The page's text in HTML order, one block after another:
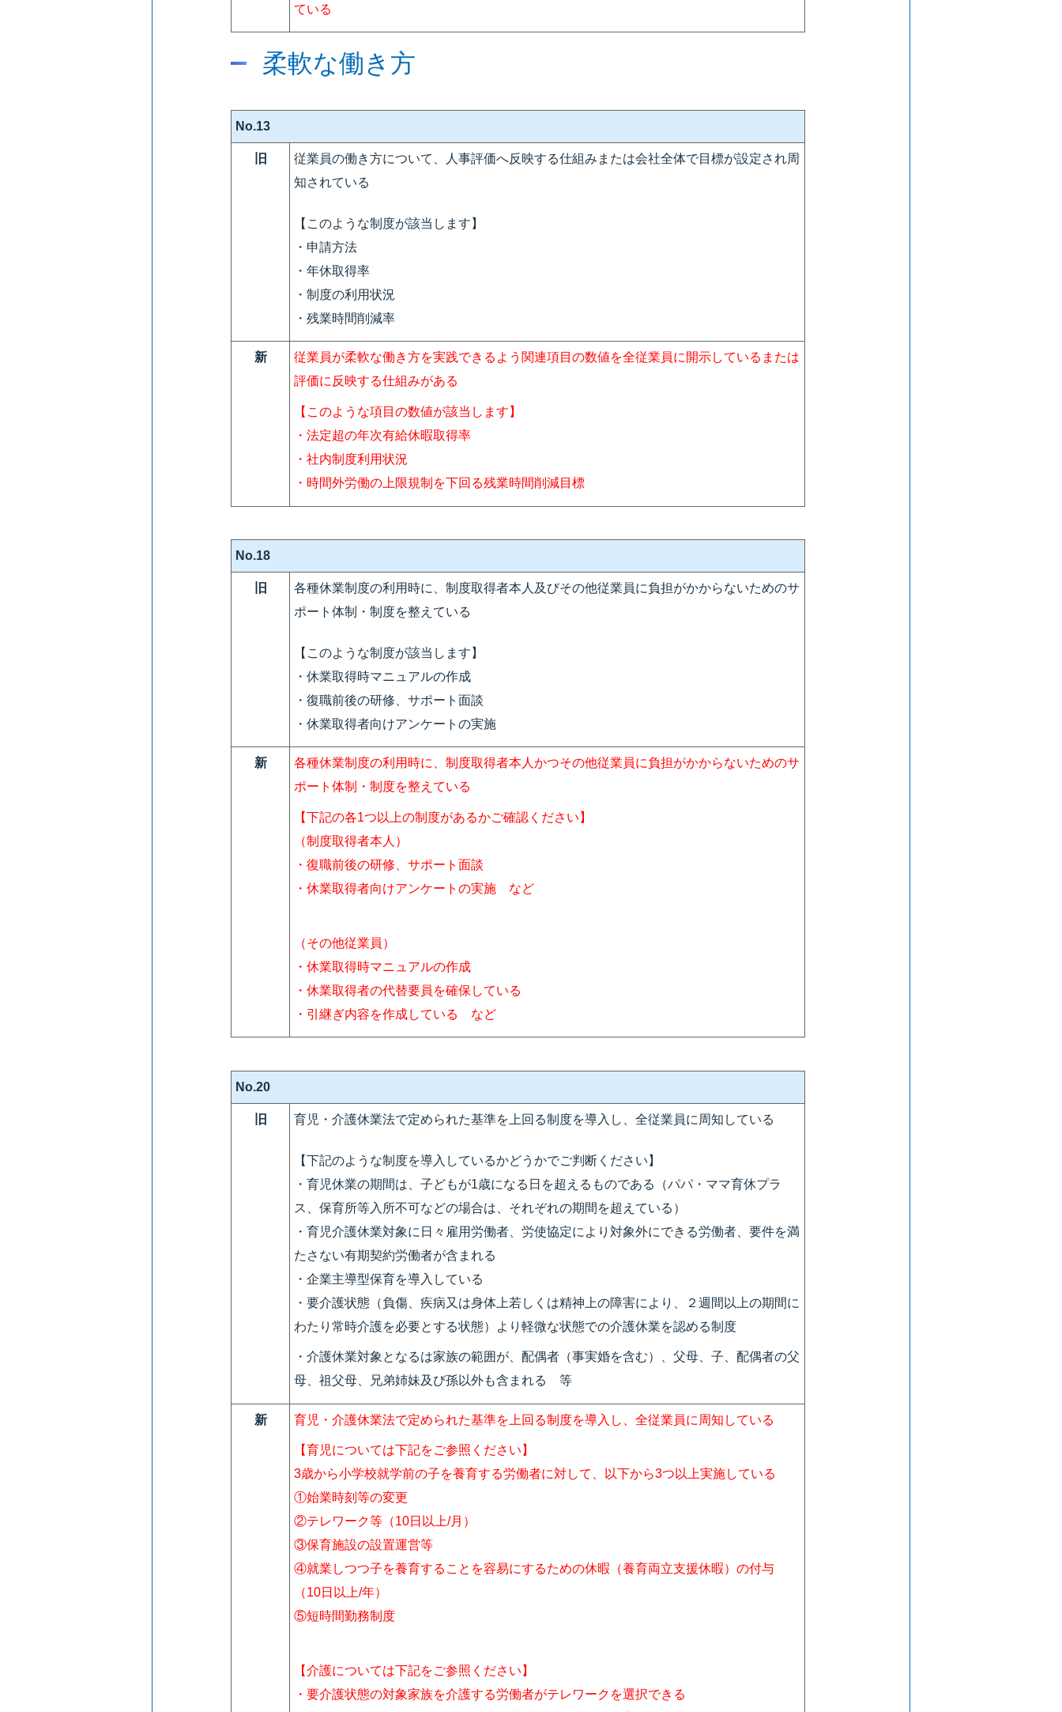
ている
柔軟な働き方
No.13
旧
従業員の働き方について、人事評価へ反映する仕組みまたは会社全体で目標が設定され周
知されている
【このような制度が該当します】
・申請方法
・年休取得率
・制度の利用状況
・残業時間削減率
新
従業員が柔軟な働き方を実践できるよう関連項目の数値を全従業員に開示しているまたは
評価に反映する仕組みがある
【このような項目の数値が該当します】
・法定超の年次有給休暇取得率
・社内制度利用状況
・時間外労働の上限規制を下回る残業時間削減目標
No.18
旧
各種休業制度の利用時に、制度取得者本人及びその他従業員に負担がかからないためのサ
ポート体制・制度を整えている
【このような制度が該当します】
・休業取得時マニュアルの作成
・復職前後の研修、サポート面談
・休業取得者向けアンケートの実施
新
各種休業制度の利用時に、制度取得者本人かつその他従業員に負担がかからないためのサ
ポート体制・制度を整えている
【下記の各1つ以上の制度があるかご確認ください】
（制度取得者本人）
・復職前後の研修、サポート面談
・休業取得者向けアンケートの実施 など
（その他従業員）
・休業取得時マニュアルの作成
・休業取得者の代替要員を確保している
・引継ぎ内容を作成している など
No.20
旧 育児・介護休業法で定められた基準を上回る制度を導入し、全従業員に周知している
【下記のような制度を導入しているかどうかでご判断ください】
・育児休業の期間は、子どもが1歳になる日を超えるものである（パパ・ママ育休プラ
ス、保育所等入所不可などの場合は、それぞれの期間を超えている）
・育児介護休業対象に日々雇用労働者、労使協定により対象外にできる労働者、要件を満
たさない有期契約労働者が含まれる
・企業主導型保育を導入している
・要介護状態（負傷、疾病又は身体上若しくは精神上の障害により、２週間以上の期間に
わたり常時介護を必要とする状態）より軽微な状態での介護休業を認める制度
・介護休業対象となるは家族の範囲が、配偶者（事実婚を含む）、父母、子、配偶者の父
母、祖父母、兄弟姉妹及び孫以外も含まれる 等
新 育児・介護休業法で定められた基準を上回る制度を導入し、全従業員に周知している
【育児については下記をご参照ください】
3歳から小学校就学前の子を養育する労働者に対して、以下から3つ以上実施している
①始業時刻等の変更
②テレワーク等（10日以上/月）
③保育施設の設置運営等
④就業しつつ子を養育することを容易にするための休暇（養育両立支援休暇）の付与
（10日以上/年）
⑤短時間勤務制度
【介護については下記をご参照ください】
・要介護状態の対象家族を介護する労働者がテレワークを選択できる